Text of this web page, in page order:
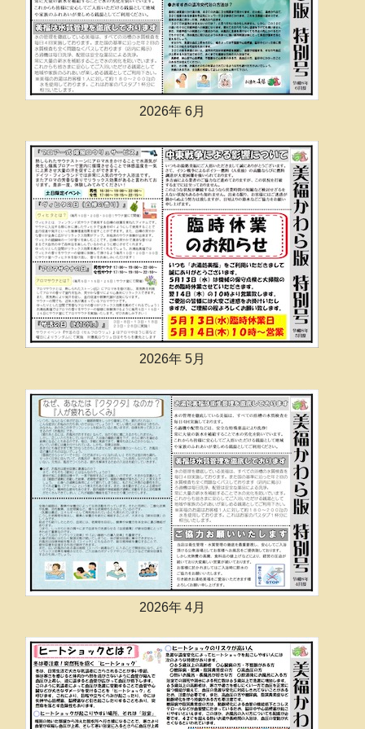
2026年 6月
2026年 5月
2026年 4月